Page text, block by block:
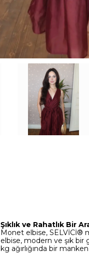
Şıklık ve Rahatlık Bir
Monet elbise, SELVİCİ®
elbise, modern ve şık bir
kg ağırlığında bir